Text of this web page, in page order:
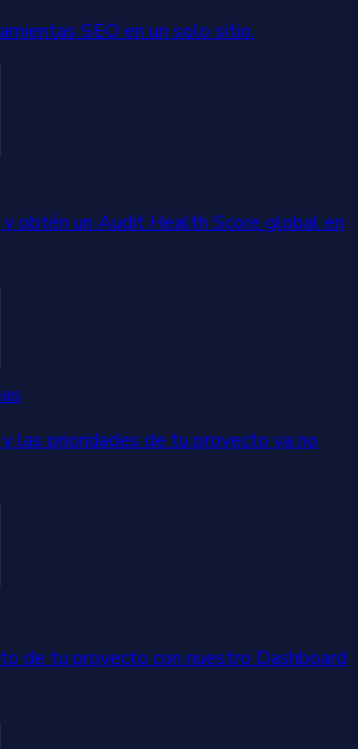
SEO en un solo sitio.
y obtén un Audit Health Score global en
las prioridades de tu proyecto ya no
de tu proyecto con nuestro Dashboard